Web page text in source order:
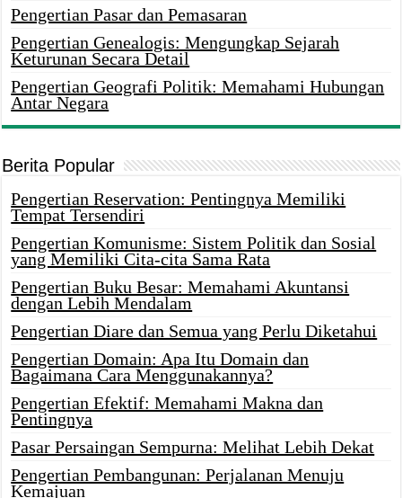
Pengertian Pasar dan Pemasaran
Pengertian Genealogis: Mengungkap Sejarah
Keturunan Secara Detail
Pengertian Geografi Politik: Memahami Hubungan
Antar Negara
Berita Popular
Pengertian Reservation: Pentingnya Memiliki
Tempat Tersendiri
Pengertian Komunisme: Sistem Politik dan Sosial
yang Memiliki Cita-cita Sama Rata
Pengertian Buku Besar: Memahami Akuntansi
dengan Lebih Mendalam
Pengertian Diare dan Semua yang Perlu Diketahui
Pengertian Domain: Apa Itu Domain dan
Bagaimana Cara Menggunakannya?
Pengertian Efektif: Memahami Makna dan
Pentingnya
Pasar Persaingan Sempurna: Melihat Lebih Dekat
Pengertian Pembangunan: Perjalanan Menuju
Kemajuan